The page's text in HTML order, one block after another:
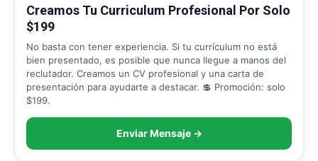
Creamos Tu Curriculum Profesional Por Solo
$199
No basta con tener experiencia. Si tu currículum no está
bien presentado, es posible que nunca llegue a manos del
reclutador. Creamos un CV profesional y una carta de
presentación para ayudarte a destacar. 💲 Promoción: solo
$199.
Enviar Mensaje →